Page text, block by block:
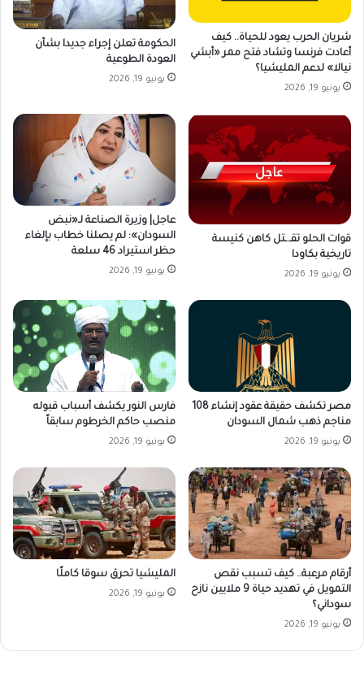
شريان الحرب يعود للحياة.. كيف
أعادت فرنسا وتشاد فتح ممر «أبشي
نيالا» لدعم المليشيا؟
يونيو 19, 2026
الحكومة تعلن إجراء جديدا بشأن
العودة الطوعية
يونيو 19, 2026
قوات الحلو تقـ.ـتل كاهن كنيسة
تاريخية بكاودا
يونيو 19, 2026
عاجل| وزيرة الصناعة لـ«نبض
السودان»: لم يصلنا خطاب بإلغاء
حظر استيراد 46 سلعة
يونيو 19, 2026
مصر تكشف حقيقة عقود إنشاء 108
مناجم ذهب شمال السودان
يونيو 19, 2026
فارس النور يكشف أسباب قبوله
منصب حاكم الخرطوم سابقاً
يونيو 19, 2026
أرقام مرعبة.. كيف تسبب نقص
التمويل في تهديد حياة 9 ملايين نازح
سوداني؟
يونيو 19, 2026
المليشيا تحرق سوقا كاملًا
يونيو 19, 2026